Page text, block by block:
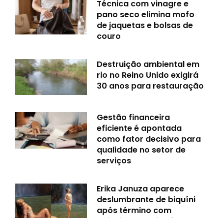
Técnica com vinagre e
pano seco elimina mofo
de jaquetas e bolsas de
couro
Destruição ambiental em
rio no Reino Unido exigirá
30 anos para restauração
Gestão financeira
eficiente é apontada
como fator decisivo para
qualidade no setor de
serviços
Erika Januza aparece
deslumbrante de biquíni
após término com